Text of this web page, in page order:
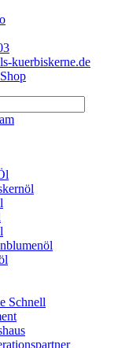
kuerbiskerne.de
Schnell